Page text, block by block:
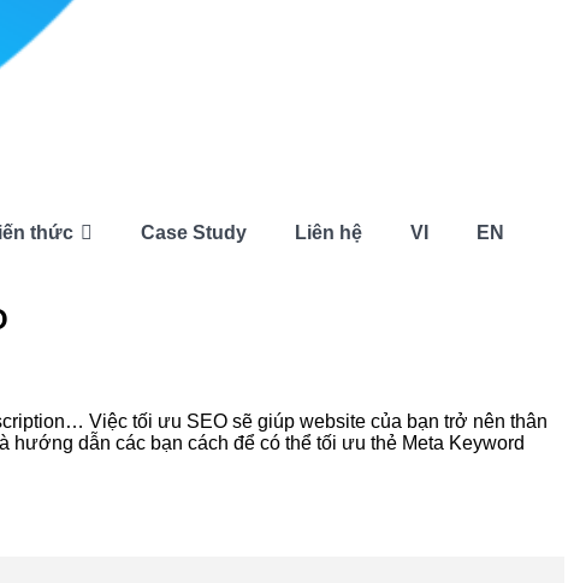
thức Case Study Liên hệ VI
EN
Việc tối ưu SEO sẽ giúp website của bạn trở nên thân
hướng dẫn các bạn cách để có thể tối ưu thẻ Meta Keyword